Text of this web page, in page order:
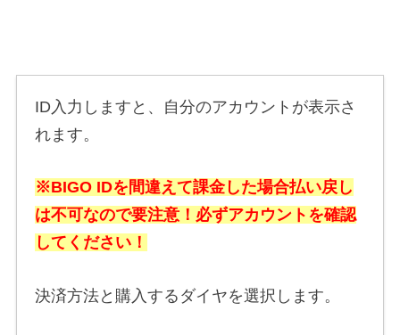
ID入力しますと、自分のアカウントが表示さ
れます。
※BIGO IDを間違えて課金した場合払い戻し
は不可なので要注意！必ずアカウントを確認
してください！
決済方法と購入するダイヤを選択します。